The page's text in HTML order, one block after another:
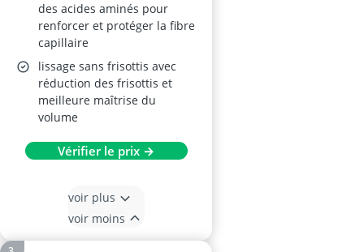
des acides aminés pour
renforcer et protéger la fibre
capillaire
lissage sans frisottis avec
réduction des frisottis et
meilleure maîtrise du
volume
Vérifier le prix →
voir plus
voir moins